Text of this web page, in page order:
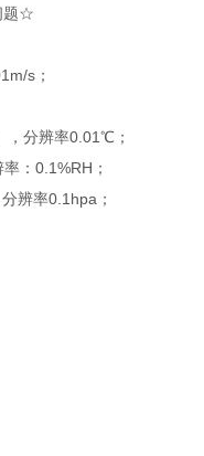
题☆
s；
分辨率0.01℃；
：0.1%RH；
辨率0.1hpa；